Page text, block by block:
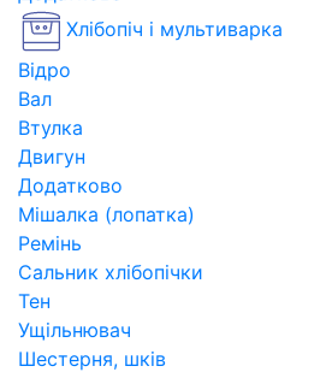
Хлібопіч і мультиварка
Відро
Вал
Втулка
Двигун
Додатково
Мішалка (лопатка)
Ремінь
Сальник хлібопічки
Тен
Ущільнювач
Шестерня, шків